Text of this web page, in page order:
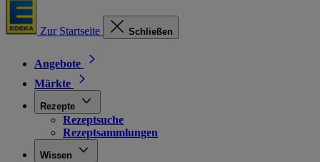
Zur Startseite Schließen
Angebote
Märkte
Rezepte
Rezeptsuche
Rezeptsammlungen
Wissen